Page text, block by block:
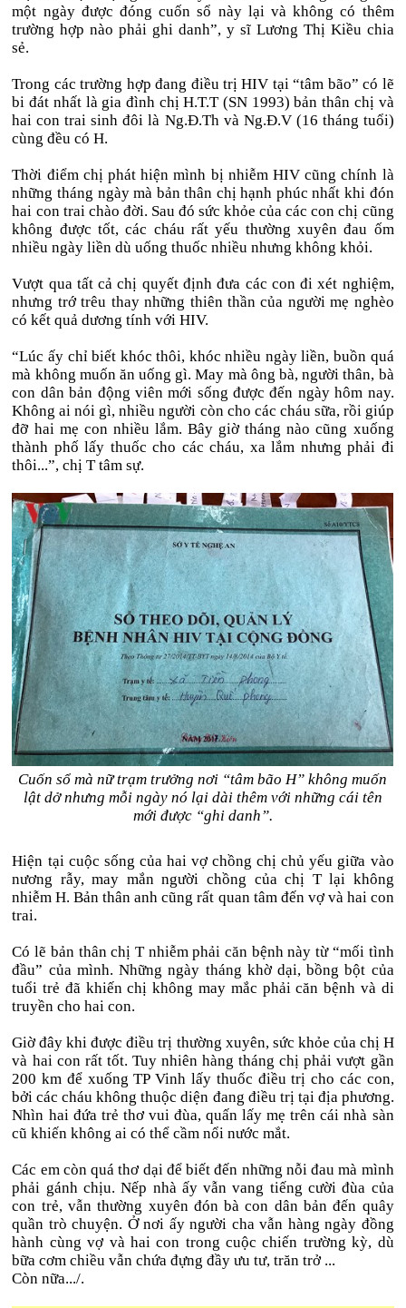
một ngày được đóng cuốn sổ này lại và không có thêm
trường hợp nào phải ghi danh”, y sĩ Lương Thị Kiều chia
sẻ.
Trong các trường hợp đang điều trị HIV tại “tâm bão” có lẽ
bi đát nhất là gia đình chị H.T.T (SN 1993) bản thân chị và
hai con trai sinh đôi là Ng.Đ.Th và Ng.Đ.V (16 tháng tuổi)
cùng đều có H.
Thời điểm chị phát hiện mình bị nhiễm HIV cũng chính là
những tháng ngày mà bản thân chị hạnh phúc nhất khi đón
hai con trai chào đời. Sau đó sức khỏe của các con chị cũng
không được tốt, các cháu rất yếu thường xuyên đau ốm
nhiều ngày liền dù uống thuốc nhiều nhưng không khỏi.
Vượt qua tất cả chị quyết định đưa các con đi xét nghiệm,
nhưng trớ trêu thay những thiên thần của người mẹ nghèo
có kết quả dương tính với HIV.
“Lúc ấy chỉ biết khóc thôi, khóc nhiều ngày liền, buồn quá
mà không muốn ăn uống gì. May mà ông bà, người thân, bà
con dân bản động viên mới sống được đến ngày hôm nay.
Không ai nói gì, nhiều người còn cho các cháu sữa, rồi giúp
đỡ hai mẹ con nhiều lắm. Bây giờ tháng nào cũng xuống
thành phố lấy thuốc cho các cháu, xa lắm nhưng phải đi
thôi...”, chị T tâm sự.
Cuốn sổ mà nữ trạm trưởng nơi “tâm bão H” không muốn
lật dở nhưng mỗi ngày nó lại dài thêm với những cái tên
mới được “ghi danh”.
Hiện tại cuộc sống của hai vợ chồng chị chủ yếu giữa vào
nương rẫy, may mắn người chồng của chị T lại không
nhiễm H. Bản thân anh cũng rất quan tâm đến vợ và hai con
trai.
Có lẽ bản thân chị T nhiễm phải căn bệnh này từ “mối tình
đầu” của mình. Những ngày tháng khờ dại, bồng bột của
tuổi trẻ đã khiến chị không may mắc phải căn bệnh và di
truyền cho hai con.
Giờ đây khi được điều trị thường xuyên, sức khỏe của chị H
và hai con rất tốt. Tuy nhiên hàng tháng chị phải vượt gần
200 km để xuống TP Vinh lấy thuốc điều trị cho các con,
bởi các cháu không thuộc diện đang điều trị tại địa phương.
Nhìn hai đứa trẻ thơ vui đùa, quấn lấy mẹ trên cái nhà sàn
cũ khiến không ai có thể cầm nổi nước mắt.
Các em còn quá thơ dại để biết đến những nỗi đau mà mình
phải gánh chịu. Nếp nhà ấy vẫn vang tiếng cười đùa của
con trẻ, vẫn thường xuyên đón bà con dân bản đến quây
quần trò chuyện. Ở nơi ấy người cha vẫn hàng ngày đồng
hành cùng vợ và hai con trong cuộc chiến trường kỳ, dù
bữa cơm chiều vẫn chứa đựng đầy ưu tư, trăn trở ...
Còn nữa.../.